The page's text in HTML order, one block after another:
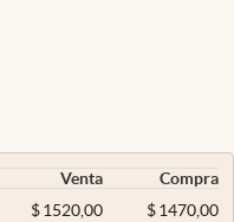
Venta
Compra
$ 1520,00 $1470,00